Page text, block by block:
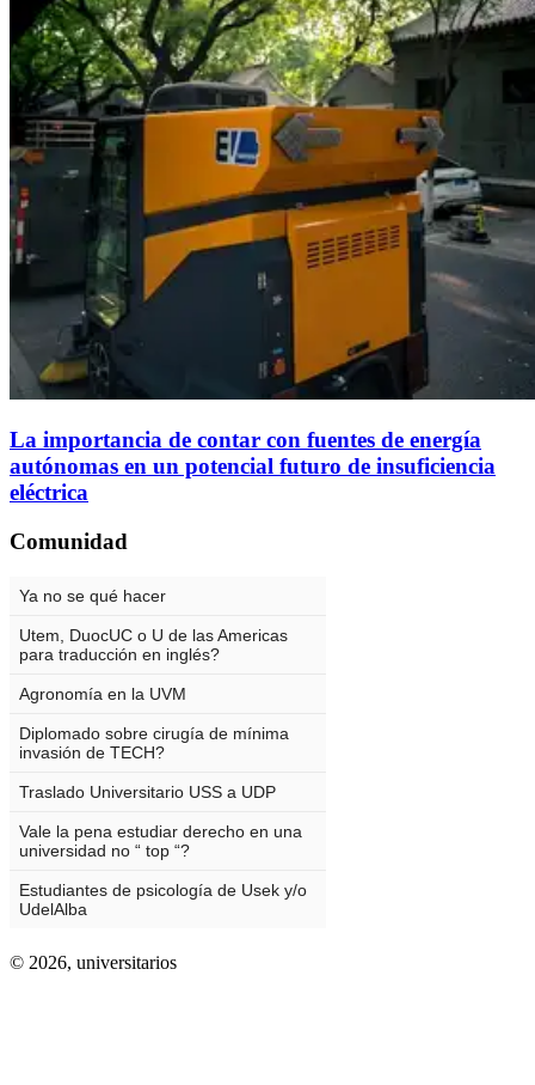
La importancia de contar con fuentes de energía
autónomas en un potencial futuro de insuficiencia
eléctrica
Comunidad
© 2026, universitarios